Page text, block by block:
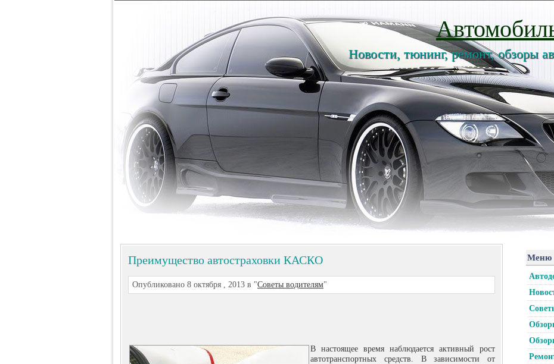
Новости, тюнинг, ремонт, обзоры
Преимущество автостраховки КАСКО
Опубликовано 8 октября , 2013 в "Советы водителям"
В настоящее время наблюдается активный рост
автотранспортных средств. В зависимости от
Меню